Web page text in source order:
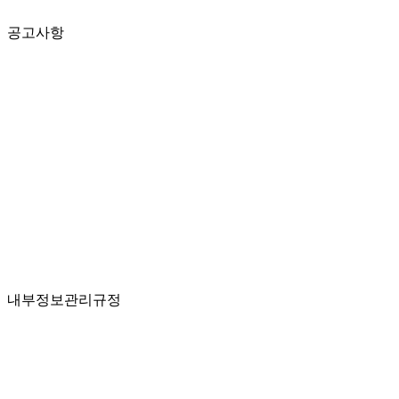
공고사항
내부정보관리규정